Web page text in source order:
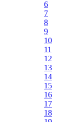
6
7
8
9
10
11
12
13
14
15
16
17
18